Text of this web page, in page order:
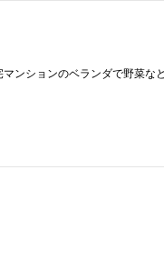
ンションのベランダで野菜な